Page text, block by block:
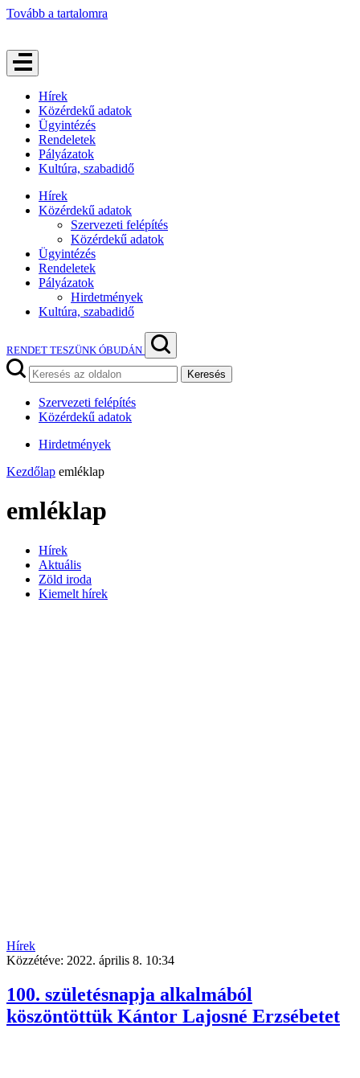
Tovább a tartalomra
Hírek
Közérdekű adatok
Ügyintézés
Rendeletek
Pályázatok
Kultúra, szabadidő
Hírek
Közérdekű adatok
Szervezeti felépítés
Közérdekű adatok
Ügyintézés
Rendeletek
Pályázatok
Hirdetmények
Kultúra, szabadidő
RENDET TESZÜNK ÓBUDÁN
Keresés
Szervezeti felépítés
Közérdekű adatok
Hirdetmények
Kezdőlap emléklap
emléklap
Hírek
Aktuális
Zöld iroda
Kiemelt hírek
Hírek
Közzétéve: 2022. április 8. 10:34
100. születésnapja alkalmából
köszöntöttük Kántor Lajosné Erzsébetet